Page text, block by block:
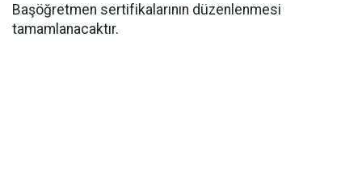
Başöğretmen sertifikalarının düzenlenmesi
tamamlanacaktır.